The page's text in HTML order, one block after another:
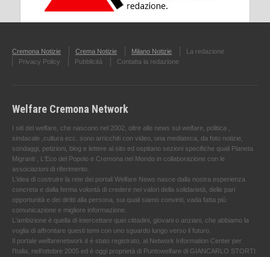
Cremona Notizie Crema Notizie Milano Notizie
La redazione
Privacy Policy
Pubblicità Contatta la redazione
Welfare Cremona Network
I siti del welfare, che nascono nel 2002, oltre alle news sul welfare, politica ,
sindacale ,cultura ecc. sono arricchiti con video, una mediateca, da foto notizie,
sondaggi, petizioni, blog e lettere al sito ed ospitano sezioni specifiche quali Pianeta
Migranti , L'Eco del Popolo e Cremona nel Mondo in collaborazione con le
associazioni di riferimento.
L'idea di costruire la rete dei portali Welfare News nasce dalla nostra esperienza
concreta e dalla ferma volontà di credere nei valori della solidarietà, delle pari
opportunità e dei diritti alla persona, sui quali siamo convinti, vada fatta più
comunicazione e migliore informazione.
L'ambizione è quella di intercettare quei cittadini, giovani o anziani, che abbiamo la
voglia di affrontare questi temi con uno sguardo lungo verso il futuro.
Il portale welfarenetwork.it è stato registrato, al Network Information Center per
l'Italia, nell’ottobre 2005 ed è oggi proprietà di Puntowelfare di GIANCARLO STORTI